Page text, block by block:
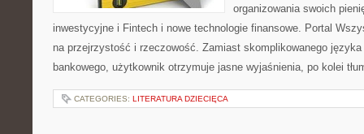
organizowania swoich
inwestycyjne i Fintech i nowe technologie finansowe. Portal
na przejrzystość i rzeczowość. Zamiast skomplikowanego
bankowego, użytkownik otrzymuje jasne wyjaśnienia, po kolei
CATEGORIES: LITERATURA DZIECIĘCA